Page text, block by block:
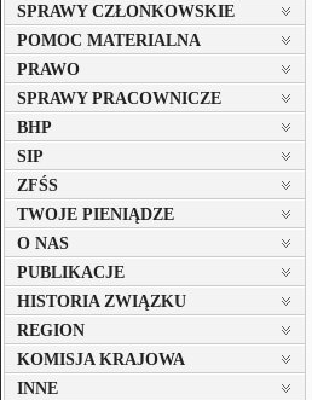
SPRAWY CZŁONKOWSKIE
POMOC MATERIALNA
PRAWO
SPRAWY PRACOWNICZE
BHP
SIP
ZFŚS
TWOJE PIENIĄDZE
O NAS
PUBLIKACJE
HISTORIA ZWIĄZKU
REGION
KOMISJA KRAJOWA
INNE